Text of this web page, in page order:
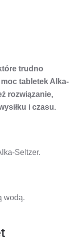
trudno
tabletek Alka-
rozwiązanie,
i czasu.
Seltzer.
wodą.